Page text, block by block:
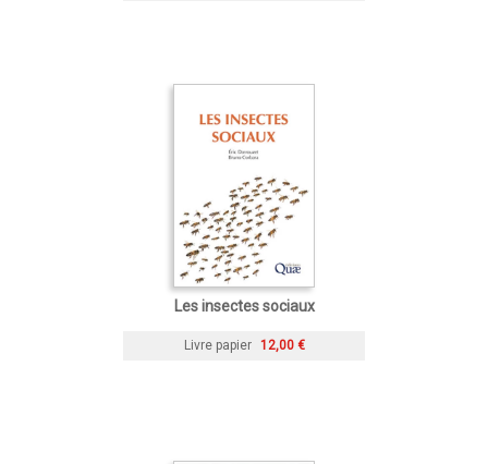
Les insectes sociaux
Livre papier 12,00 €